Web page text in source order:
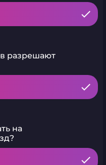
разрешают
на